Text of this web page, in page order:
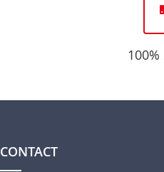
CONTACT